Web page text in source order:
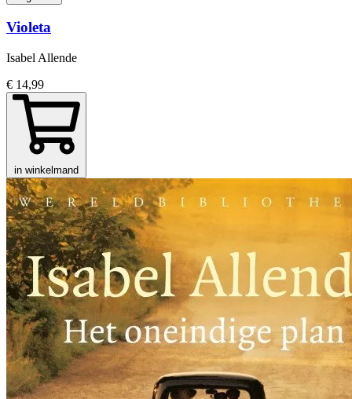
Violeta
Isabel Allende
€ 14,99
in winkelmand